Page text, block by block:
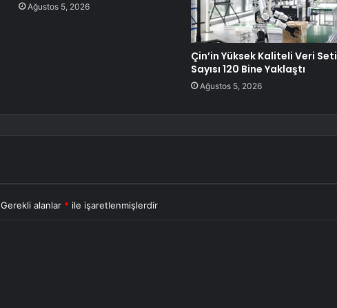
Ağustos 5, 2026
Çin’in Yüksek Kaliteli Veri Seti
Sayısı 120 Bine Yaklaştı
Ağustos 5, 2026
Gerekli alanlar * ile işaretlenmişlerdir